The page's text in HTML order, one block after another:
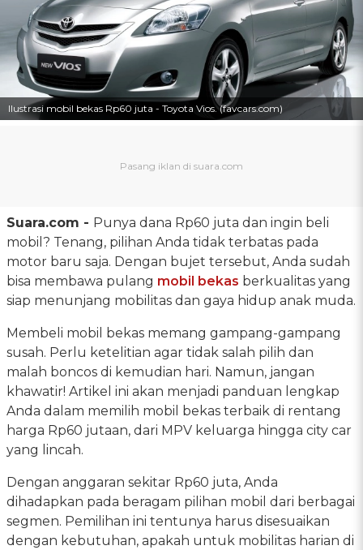
Ilustrasi mobil bekas Rp60 juta - Toyota Vios. (favcars.com)
Suara.com - Punya dana Rp60 juta dan ingin beli
mobil? Tenang, pilihan Anda tidak terbatas pada
motor baru saja. Dengan bujet tersebut, Anda sudah
bisa membawa pulang mobil bekas berkualitas yang
siap menunjang mobilitas dan gaya hidup anak muda.
Membeli mobil bekas memang gampang-gampang
susah. Perlu ketelitian agar tidak salah pilih dan
malah boncos di kemudian hari. Namun, jangan
khawatir! Artikel ini akan menjadi panduan lengkap
Anda dalam memilih mobil bekas terbaik di rentang
harga Rp60 jutaan, dari MPV keluarga hingga city car
yang lincah.
Dengan anggaran sekitar Rp60 juta, Anda
dihadapkan pada beragam pilihan mobil dari berbagai
segmen. Pemilihan ini tentunya harus disesuaikan
dengan kebutuhan, apakah untuk mobilitas harian di